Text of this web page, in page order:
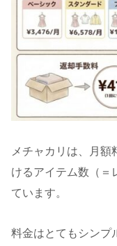
メチャカリは、月
けるアイテム数（＝
ています。
料金はとてもシンプ